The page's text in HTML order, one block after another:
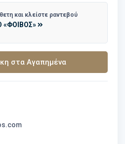
και κλείστε ραντεβού
«ΦΟΙΒΟΣ»
στα Αγαπημένα